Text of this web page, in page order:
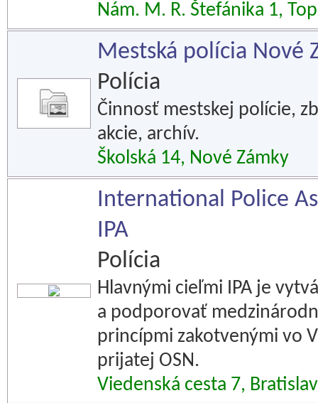
Nám. M. R. Štefánika 1,
Mestská polícia Nové
Polícia
Činnosť mestskej polície,
akcie, archív.
Školská 14, Nové Zámky
International Police
IPA
Polícia
Hlavnými cieľmi IPA je
a podporovať
princípmi zakotvenými vo
prijatej OSN.
Viedenská cesta 7,